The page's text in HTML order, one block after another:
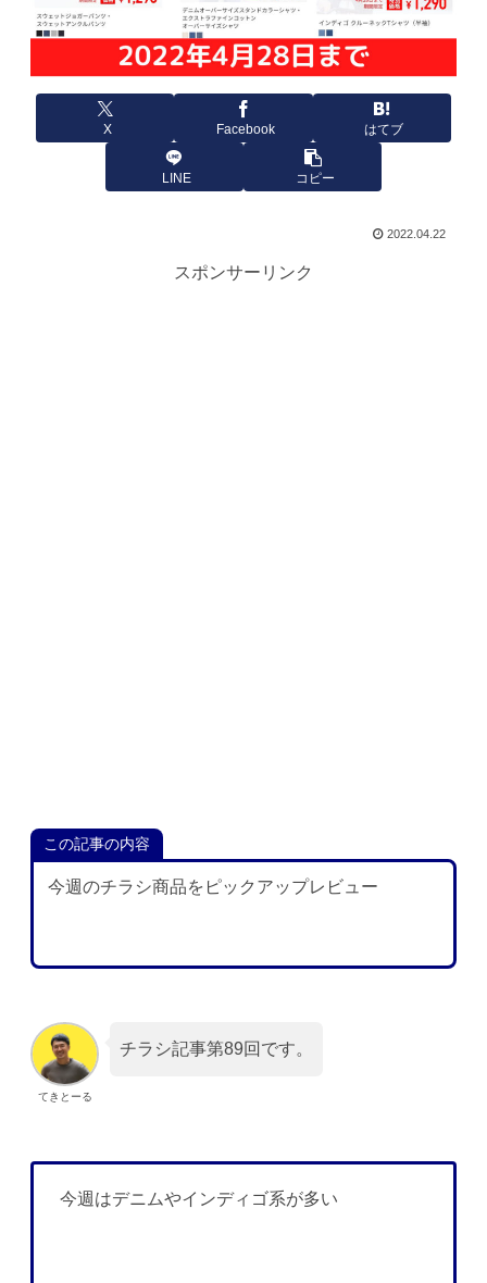
X Facebook はてブ
LINE コピー
2022.04.22
スポンサーリンク
この記事の内容
今週のチラシ商品をピックアップレビュー
てきとーる
チラシ記事第89回です。
今週はデニムやインディゴ系が多い